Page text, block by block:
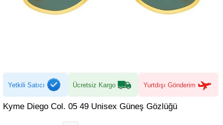
Yetkili Satıcı Ücretsiz Kargo Yurtdışı Gönderim
Kyme Diego Col. 05 49 Unisex Güneş Gözlüğü